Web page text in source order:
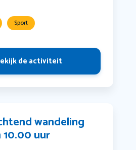
Sport
de activiteit
wandeling
uur